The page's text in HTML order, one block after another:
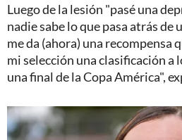
Luego de la lesión "pasé una
nadie sabe lo que pasa atrás de
me da (ahora) una recompensa
mi selección una clasificación a
una final de la Copa América",